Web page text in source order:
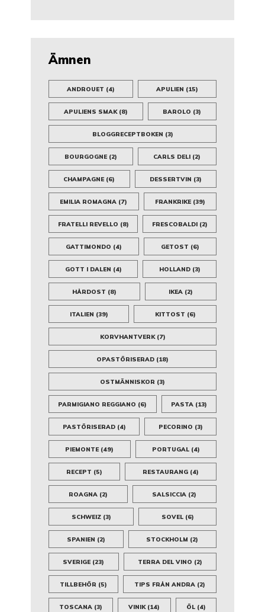
Ämnen
ANDROUET (4) APULIEN (15)
APULIENS SMAK(8) BAROLO (3)
BLOGGRECEPTBOKEN (3)
BOURGOGNE(2) CARLS DELI (2)
CHAMPAGNE (6) DESSERTVIN (3)
EMILIA ROMAGNA (7) FRANKRIKE(39)
FRATELLI REVELLO (8) FRESCOBALDI(2)
GATTIMONDO (4) GETOST (6)
GOTT I DALEN (4) HOLLAND(3)
HÅRDOST (8) IKEA (2)
ITALIEN (39) KITTOST (6)
KORVHANTVERK(7)
OPASTÖRISERAD (18)
OSTMÄNNISKOR (3)
PARMIGIANO REGGIANO (6) PASTA(13)
PASTÖRISERAD(4) PECORINO (3)
PIEMONTE (49) PORTUGAL(4)
RECEPT (5) RESTAURANG (4)
ROAGNA(2) SALSICCIA (2)
SCHWEIZ(3) SOVEL(6)
SPANIEN (2) STOCKHOLM (2)
SVERIGE (23) TERRA DEL VINO (2)
TILLBEHÖR (5) TIPS FRÅN ANDRA (2)
TOSCANA (3) VINIK(14) ÖL(4)